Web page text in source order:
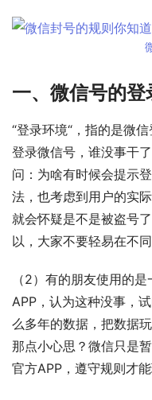
一、微信号的
“登录环境“，指的是微
登录微信号，谁没事干
问：为啥有时候会提示
法，也考虑到用户的实
就会怀疑是不是被盗号
以，大家不要轻易在不
（2）有的朋友使用的
APP，认为这种没事，
么多年的数据，把数据
那点小心思？微信只是
官方APP，遵守规则才能